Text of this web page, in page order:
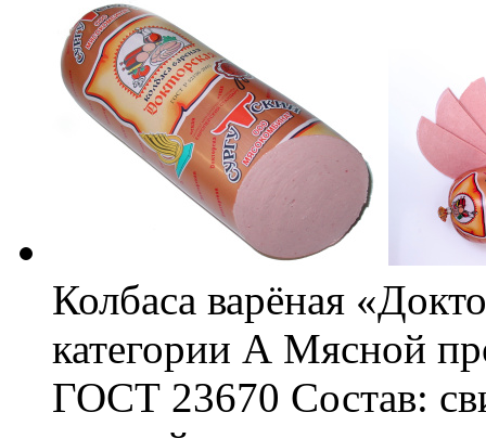
Колбаса варёная
категории А Мясной
ГОСТ 23670 Состав: